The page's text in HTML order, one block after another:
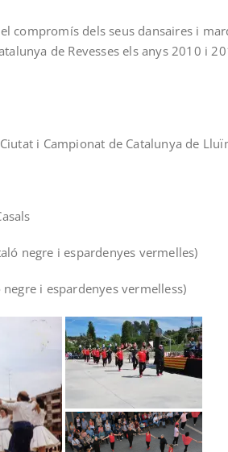
compromís dels seus dansaires i
de Revesses els anys 2010 i
i Campionat de Catalunya de
negre i espardenyes vermelles)
i espardenyes vermelless)